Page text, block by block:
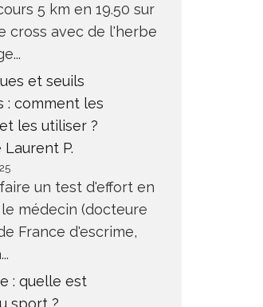
5 km en 19.50 sur
cross avec de l'herbe
et seuils
: comment les
les utiliser ?
P.
un test d'effort en
médecin (docteure
France d'escrime,
: quelle est
sport ?